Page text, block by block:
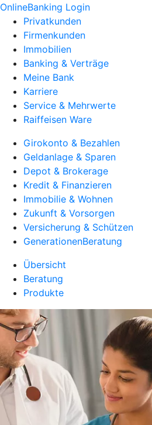
OnlineBanking Login
Privatkunden
Firmenkunden
Immobilien
Banking & Verträge
Meine Bank
Karriere
Service & Mehrwerte
Raiffeisen Ware
Girokonto & Bezahlen
Geldanlage & Sparen
Depot & Brokerage
Kredit & Finanzieren
Immobilie & Wohnen
Zukunft & Vorsorgen
Versicherung & Schützen
GenerationenBeratung
Übersicht
Beratung
Produkte